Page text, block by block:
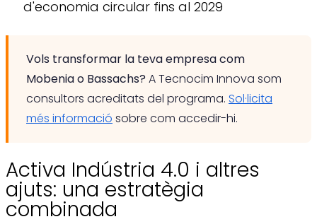
d'economia circular fins al 2029
Vols transformar la teva empresa com
Mobenia o Bassachs? A Tecnocim Innova som
consultors acreditats del programa. Sol·licita
més informació sobre com accedir-hi.
Activa Indústria 4.0 i altres
ajuts: una estratègia
combinada